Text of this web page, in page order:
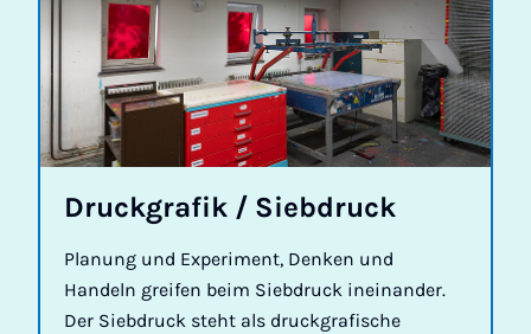
Druck­grafik / Sieb­druck
Planung und Experiment, Denken und
Handeln greifen beim Siebdruck ineinander.
Der Siebdruck steht als druckgrafische